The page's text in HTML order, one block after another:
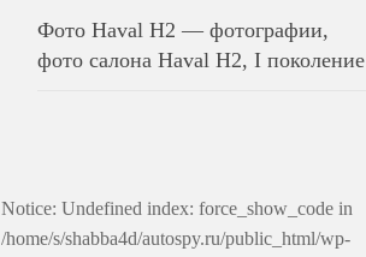
Фото Haval H2 — фотографии,
фото салона Haval H2, I поколение
Notice: Undefined index: force_show_code in
/home/s/shabba4d/autospy.ru/public_html/wp-